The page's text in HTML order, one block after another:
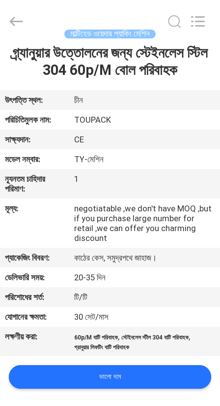
বাড়ি
আমাদের
সম্পর্কে
ফ্যাক্টরি
ট্যুর
মান
আমাদের
সাথে
যোগাযোগ
করুন
মামলা
Reserved.
মাল্টিহেড ওয়েদার প্যাকিং মেশিন
গ্র্যানুয়ার উত্তোলনের জন্য স্টেইনলেস স্টিল
304 60p/M বোল পরিবাহক
উৎপত্তি স্থল:
চীন
পরিচিতিমুলক নাম:
TOUPACK
সাক্ষ্যদান:
CE
মডেল নম্বার:
TY-মেশিন
ন্যূনতম চাহিদার
পরিমাণ:
1
মূল্য:
negotiatable ,we don't have MOQ ,but
if you purchase large number for
retail ,we can offer you charming
discount
প্যাকেজিং বিবরণ:
কাঠের কেস, সমুদ্রপথে জাহাজ।
ডেলিভারি সময়:
20-35 দিন
পরিশোধের শর্ত:
টি/টি
যোগানের ক্ষমতা:
30 সেট/মাস
লক্ষণীয় করা:
60p/M বাটি পরিবাহক,স্টেইনলেস স্টীল 304 বাটি পরিবাহক,
গ্রানুয়ার লিফটিং বাটি পরিবাহক
ভালো দাম